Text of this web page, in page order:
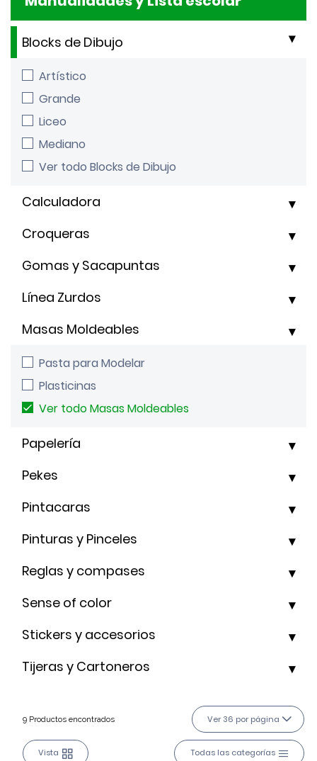
Artístico
Grande
Liceo
Mediano
Ver todo Blocks de Dibujo
Blocks de Dibujo
Calculadora
Croqueras
Gomas y Sacapuntas
Línea Zurdos
Pasta para Modelar
Plasticinas
Ver todo Masas Moldeables
Masas Moldeables
Papelería
Pekes
Pintacaras
Pinturas y Pinceles
Reglas y compases
Sense of color
Stickers y accesorios
Tijeras y Cartoneros
9 Productos encontrados Ver 36 por página
Vista Todas las categorías